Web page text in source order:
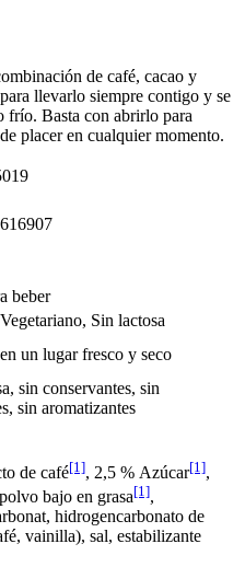
de café, cacao y
llevarlo siempre contigo y se
frío. Basta con abrirlo para
placer en cualquier momento.
beber
Sin lactosa
un lugar fresco y seco
sin conservantes, sin
sin aromatizantes
de café[1], 2,5 % Azúcar[1],
bajo en grasa[1],
hidrogencarbonato de
vainilla), sal, estabilizante